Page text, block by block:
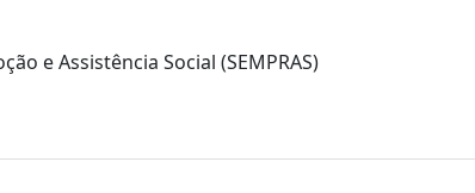
e Assistência Social (SEMPRAS)